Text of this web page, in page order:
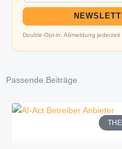
Double-Opt-in. Abmeldung
Passende Beiträge